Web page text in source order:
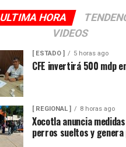
ULTIMA HORA
VIDEOS
[ ESTADO ] 5 horas ago
CFE invertirá 500 mdp
[ REGIONAL ] 8 horas ago
Xocotla anuncia
perros sueltos y genera